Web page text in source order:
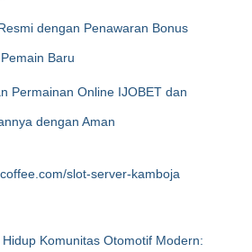
dengan Penawaran Bonus
Baru
Permainan Online IJOBET dan
dengan Aman
slot-server-kamboja
Komunitas Otomotif Modern: